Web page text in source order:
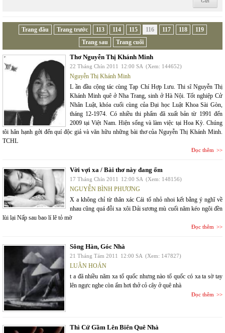
Trang đầu Trang trước 113 114 115 116 117 118
119
Trang sau
Trang cuối
Thơ Nguyễn Thị Khánh Minh
22 Tháng Chín 2011 12:00 SA (Xem: 144652)
Nguyễn Thị Khánh Minh
L ần đầu cộng tác cùng Tạp Chí Hợp Lưu. Thi sĩ Nguyễn Thị
Khánh Minh quê ở Nha Trang, sinh ở Hà Nội. Tốt nghiệp Cử
Nhân Luật, khóa cuối cùng của Đại học Luật Khoa Sài Gòn,
tháng 12-1974. Có nhiều thi phẩm đã xuất bản từ 1991 đến
2009 tại Việt Nam. Hiện sống và làm việc tại Hoa Kỳ. Chúng
tôi hân hạnh gởi đến quí độc giả và văn hữu những bài thơ của Nguyễn Thị Khánh Minh.
TCHL
Đọc thêm
Vời vợi xa / Bài thơ này đang ốm
17 Tháng Chín 2011 12:00 SA (Xem: 148156)
NGUYỄN BÌNH PHƯƠNG
X a không chỉ từ thân xác Cái tổ nhỏ nhoi kết bằng ý nghĩ về
nhau cũng quá đỗi xa xôi Dải sương mù cuối năm kéo ngôi đền
lùi lại Nấp sau bao lí lẽ tỏ mờ
Đọc thêm
Sông Hàn, Góc Nhà
21 Tháng Tám 2011 12:00 SA (Xem: 147827)
LUÂN HOÁN
t a đã nhiều năm xa tổ quốc nhưng nào tổ quốc có xa ta sờ tay
lên ngực nghe còn ấm hơi thở cỏ cây ở quê nhà
Đọc thêm
Thì Cứ Gầm Lên Biển Quê Nhà